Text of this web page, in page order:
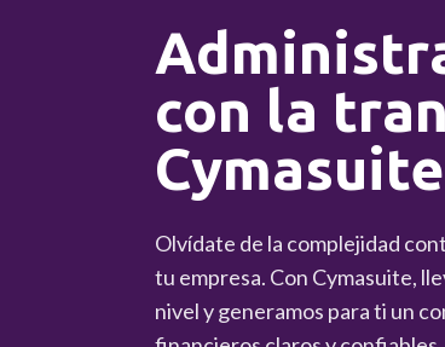
con la
Olvídate de la complejidad
tu empresa. Con Cymasuite,
nivel y generamos para ti un